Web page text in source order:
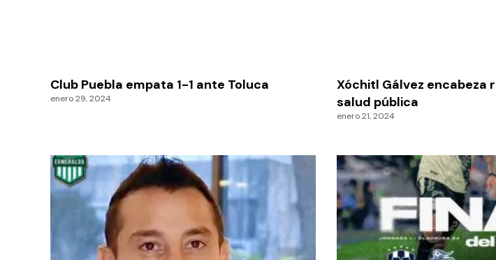
Club Puebla empata 1-1 ante Toluca
enero 29, 2024
Xóchitl Gálvez encabeza
salud pública
enero 21, 2024